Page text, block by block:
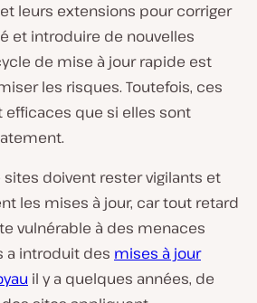
leurs extensions pour corriger
et introduire de nouvelles
de mise à jour rapide est
les risques. Toutefois, ces
efficaces que si elles sont
doivent rester vigilants et
les mises à jour, car tout retard
vulnérable à des menaces
a introduit des mises à jour
il y a quelques années, de